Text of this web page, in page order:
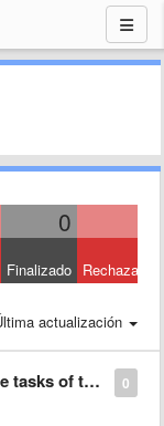
0
Finalizado Rechazado
actualización
0
the tickets.